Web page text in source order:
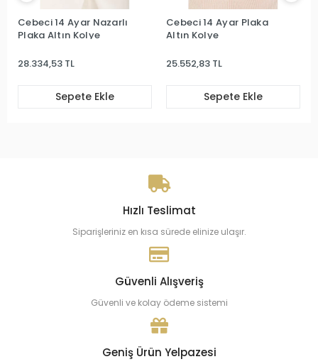
Cebeci 14 Ayar Nazarlı
Plaka Altın Kolye
28.334,53 TL
Sepete Ekle
Cebeci 14 Ayar Plaka
Altın Kolye
25.552,83 TL
Sepete Ekle
Hızlı Teslimat
Siparişleriniz en kısa sürede elinize ulaşır.
Güvenli Alışveriş
Güvenli ve kolay ödeme sistemi
Geniş Ürün Yelpazesi